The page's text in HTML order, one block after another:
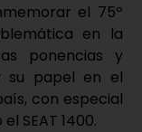
el 75º
en la
ponencias y
su papel en el
con especial
SEAT 1400.